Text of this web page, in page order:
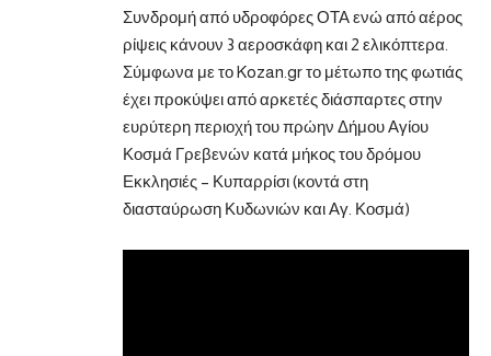
Συνδρομή από υδροφόρες ΟΤΑ ενώ από αέρος
ρίψεις κάνουν 3 αεροσκάφη και 2 ελικόπτερα.
Σύμφωνα με τοKozan.grτο μέτωπο της φωτιάς
έχει προκύψει από αρκετές διάσπαρτες στην
ευρύτερη περιοχή του πρώην Δήμου Αγίου
Κοσμά Γρεβενών κατά μήκος του δρόμου
Εκκλησιές – Κυπαρρίσι (κοντά στη
διασταύρωση Κυδωνιών και Αγ. Κοσμά)